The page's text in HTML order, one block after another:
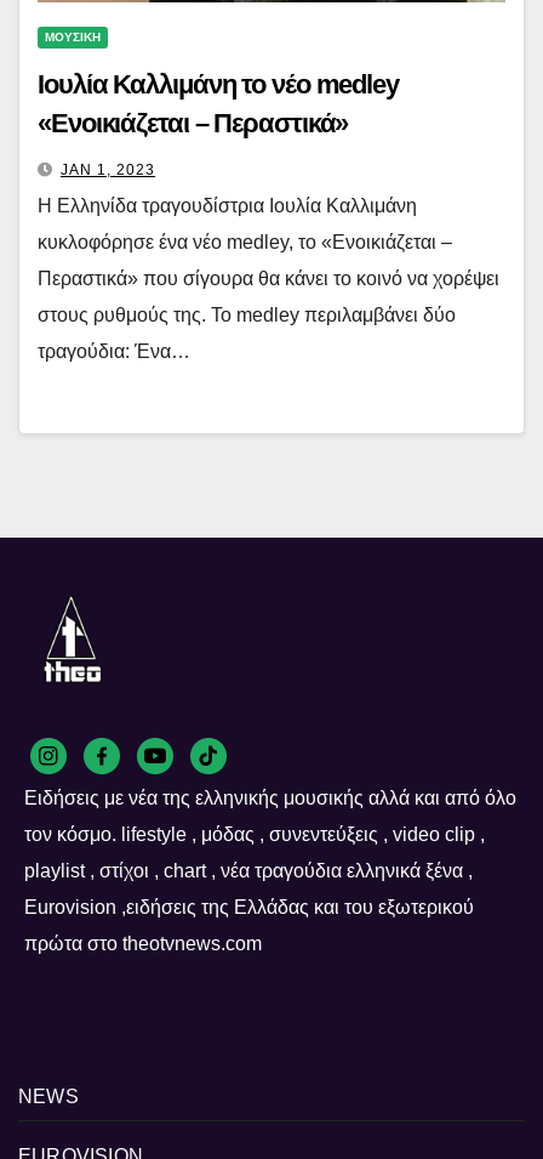
ΜΟΥΣΙΚΗ
Ιουλία Καλλιμάνη το νέο medley
«Ενοικιάζεται – Περαστικά»
JAN 1, 2023
Η Ελληνίδα τραγουδίστρια Ιουλία Καλλιμάνη
κυκλοφόρησε ένα νέο medley, το «Ενοικιάζεται –
Περαστικά» που σίγουρα θα κάνει το κοινό να χορέψει
στους ρυθμούς της. Το medley περιλαμβάνει δύο
τραγούδια: Ένα…
Ειδήσεις με νέα της ελληνικής μουσικής αλλά και από όλο
τον κόσμο. lifestyle , μόδας , συνεντεύξεις , video clip ,
playlist , στίχοι , chart , νέα τραγούδια ελληνικά ξένα ,
Eurovision ,ειδήσεις της Ελλάδας και του εξωτερικού
πρώτα στο theotvnews.com
NEWS